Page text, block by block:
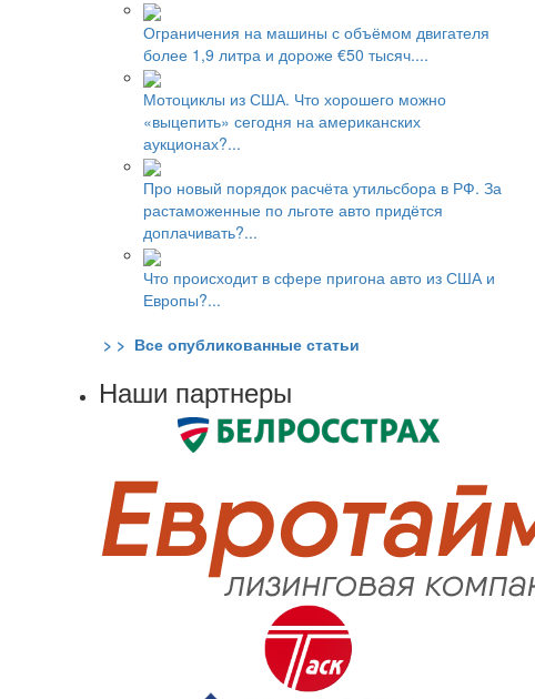
Ограничения на машины с объёмом двигателя
более 1,9 литра и дороже €50 тысяч....
Мотоциклы из США. Что хорошего можно
«выцепить» сегодня на американских
аукционах?...
Про новый порядок расчёта утильсбора в РФ. За
растаможенные по льготе авто придётся
доплачивать?...
Что происходит в сфере пригона авто из США и
Европы?...
> > Все опубликованные статьи
Наши партнеры